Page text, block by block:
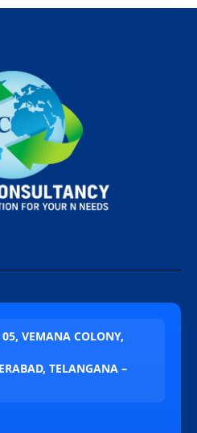
VEMANA COLONY,
TELANGANA –